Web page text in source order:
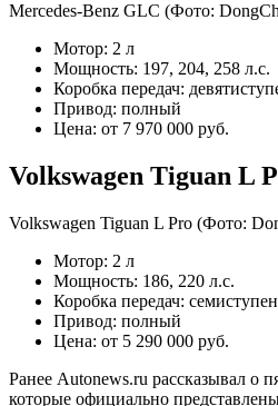
Mercedes-Benz GLC (Фото:
Мотор: 2 л
Мощность: 197, 204, 258 л.с.
Коробка передач:
Привод: полный
Цена: от 7 970 000 руб.
Volkswagen Tiguan L
Volkswagen Tiguan L Pro (Фото:
Мотор: 2 л
Мощность: 186, 220 л.с.
Коробка передач:
Привод: полный
Цена: от 5 290 000 руб.
Ранее Autonews.ru рассказывал о
которые официально